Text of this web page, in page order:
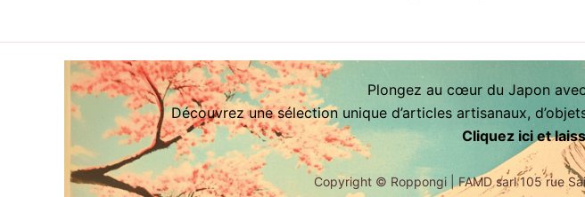
Plongez au cœur du Japon
Découvrez une sélection unique d’articles artisanaux,
Cliquez ici et
Copyright © Roppongi | FAMD sarl 105 rue